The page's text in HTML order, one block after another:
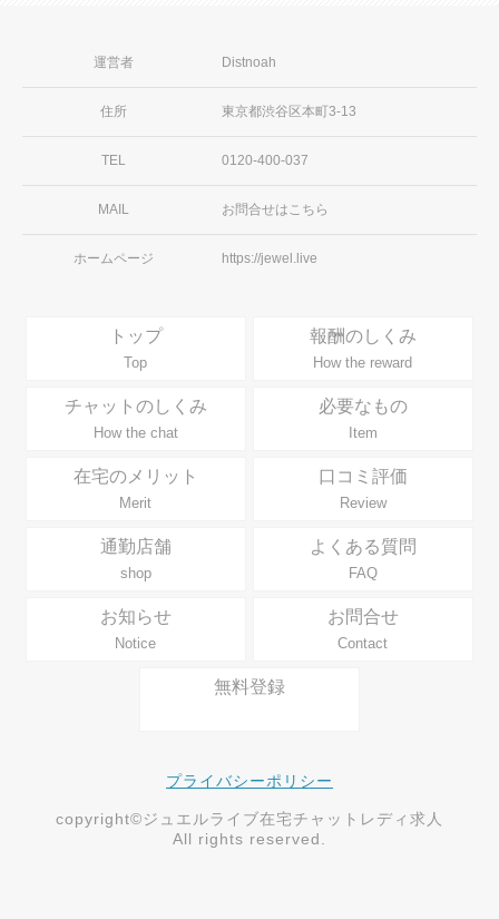
運営者 Distnoah
住所 東京都渋谷区本町3-13
TEL 0120-400-037
MAIL お問合せはこちら
ホームページ https://jewel.live
トップ
Top
報酬のしくみ
How the reward
チャットのしくみ
How the chat
必要なもの
Item
在宅のメリット
Merit
口コミ評価
Review
通勤店舗
shop
よくある質問
FAQ
お知らせ
Notice
お問合せ
Contact
無料登録
プライバシーポリシー
copyright©ジュエルライブ在宅チャットレディ求人
All rights reserved.